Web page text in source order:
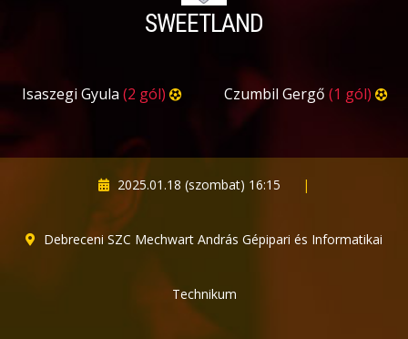
SWEETLAND
Isaszegi Gyula (2 gól) Czumbil Gergő (1 gól)
2025.01.18 (szombat) 16:15 |
Debreceni SZC Mechwart András Gépipari és Informatikai
Technikum